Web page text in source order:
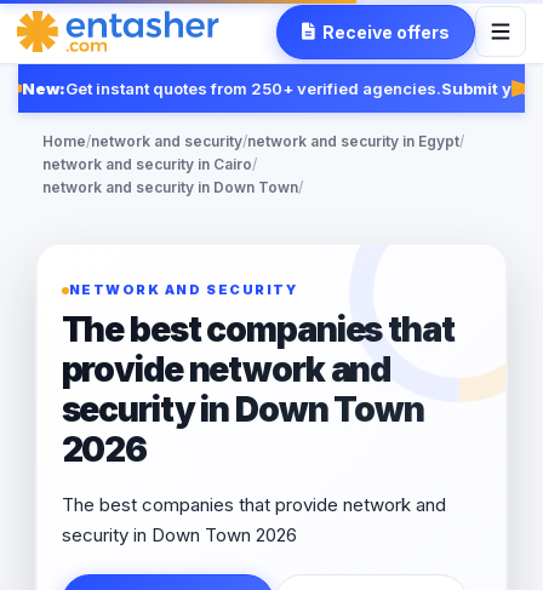
Receive offers
New:Get instant quotes from 250+ verified agencies.Submit your
Home/network and security/network and security in Egypt/
network and security in Cairo/
network and security in Down Town/
NETWORK AND SECURITY
The best companies that
provide network and
security in Down Town
2026
The best companies that provide network and
security in Down Town 2026